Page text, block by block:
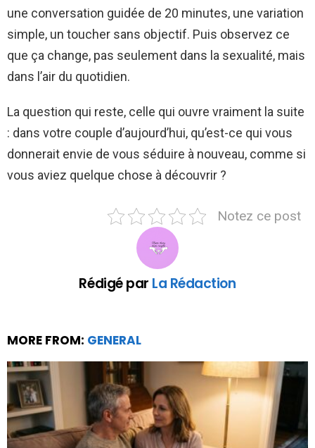
une conversation guidée de 20 minutes, une variation
simple, un toucher sans objectif. Puis observez ce
que ça change, pas seulement dans la sexualité, mais
dans l’air du quotidien.
La question qui reste, celle qui ouvre vraiment la suite
: dans votre couple d’aujourd’hui, qu’est-ce qui vous
donnerait envie de vous séduire à nouveau, comme si
vous aviez quelque chose à découvrir ?
Notez ce post
Rédigé par La Rédaction
MORE FROM: GENERAL